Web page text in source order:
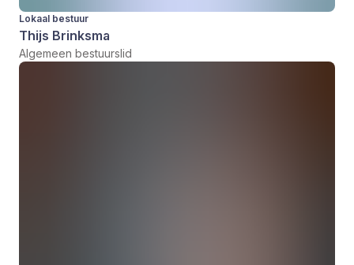
Lokaal bestuur
Thijs Brinksma
Algemeen bestuurslid